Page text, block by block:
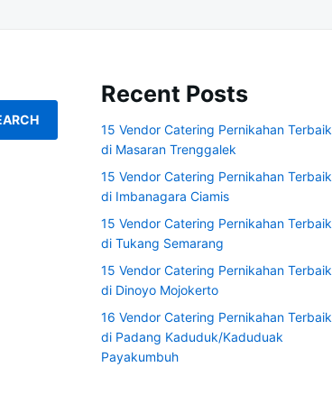
Recent Posts
15 Vendor Catering Pernikahan Terbaik
di Masaran Trenggalek
15 Vendor Catering Pernikahan Terbaik
di Imbanagara Ciamis
15 Vendor Catering Pernikahan Terbaik
di Tukang Semarang
15 Vendor Catering Pernikahan Terbaik
di Dinoyo Mojokerto
16 Vendor Catering Pernikahan Terbaik
di Padang Kaduduk/Kaduduak
Payakumbuh